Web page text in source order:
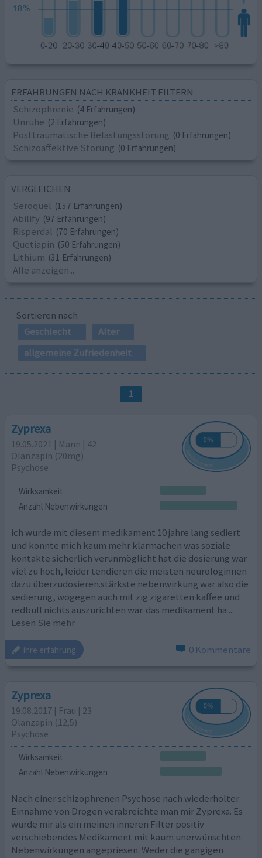
ERFAHRUNGEN NACH KRANKHEIT FILTERN
Schizophrenie (4 Erfahrungen)
Unruhe (2 Erfahrungen)
Posttraumatische Belastungsstörung (0 Erfahrungen)
Schizoaffektive Störung (0 Erfahrungen)
VERGLEICHEN
Seroquel (157 Erfahrungen)
Abilify (97 Erfahrungen)
Risperdal (70 Erfahrungen)
Quetiapin (50 Erfahrungen)
Lithium (31 Erfahrungen)
Alle anzeigen...
Sortieren nach
Geschlecht
Alter
allgemeine Zufriedenheit
1
Zyprexa
19.05.2021 | Mann | 42
Olanzapin (20mg)
Psychose
Wirksamkeit
Anzahl Nebenwirkungen
ich wurde mit diesem medikament 10 jahre lang sediert
und konnte mich kaum mehr klarmachen was soziale
kontakte sicherlich verunmöglicht hat.die dosierung war
viel zu hoch, leider tendieren die meisten neurologinnen
dazu überzudosieren.stärkste nebenwirkung war also die
sedierung, wogegen auch mit zig zigaretten kaffee und
redbull nichts auszurichten war. das medikament ha ...
Lesen Sie mehr
ihre erfahrung 0 Kommentare
Zyprexa
19.08.2017 | Frau | 23
Olanzapin (12,5)
Psychose
Wirksamkeit
Anzahl Nebenwirkungen
Nach einer schizophrenen Psychose nach wiederholter
Einnahme von Drogen verabreichte man mir Zyprexa. Es
wurde mir als ein meinen inneren Filter positiv
verschiebendes Medikament mit kaum unerwünschten
Nebenwirkungen angepriesen. Weder die gängigen